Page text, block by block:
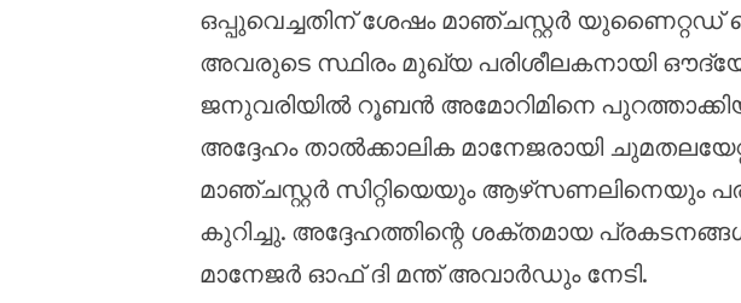
ഒപ്പുവെച്ചതിന് ശേഷം മാഞ്ചസ്റ്റർ യുണൈറ്റഡ്
അവരുടെ സ്ഥിരം മുഖ്യ പരിശീലകനായി
ജനുവരിയിൽ റൂബൻ അമോറിമിനെ
അദ്ദേഹം താൽക്കാലിക മാനേജരായി
മാഞ്ചസ്റ്റർ സിറ്റിയെയും ആഴ്‌സണലിനെയും
കുറിച്ചു. അദ്ദേഹത്തിന്റെ ശക്തമായ
മാനേജർ ഓഫ് ദി മന്ത് അവാർഡും നേടി.